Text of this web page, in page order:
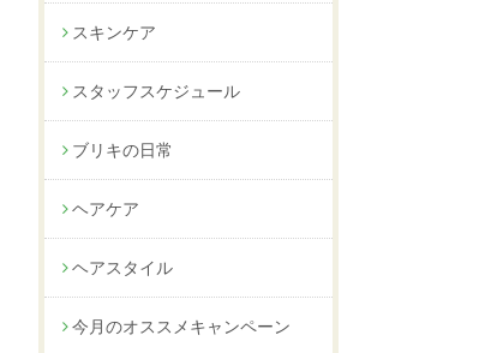
スキンケア
スタッフスケジュール
ブリキの日常
ヘアケア
ヘアスタイル
今月のオススメキャンペーン